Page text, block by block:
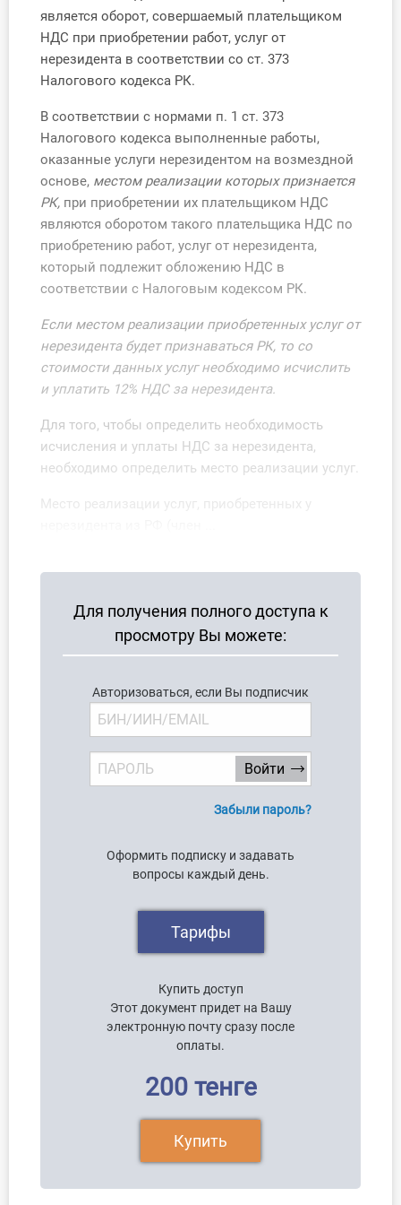
О Системе
Обучение
Тестирование для
бухгалтера
является оборот, совершаемый плательщиком
НДС при приобретении работ, услуг от
нерезидента в соответствии со ст. 373
Налогового кодекса РК.
В соответствии с нормами п. 1 ст. 373
Налогового кодекса выполненные работы,
оказанные услуги нерезидентом на возмездной
основе, местом реализации которых признается
РК, при приобретении их плательщиком НДС
являются оборотом такого плательщика НДС по
приобретению работ, услуг от нерезидента,
который подлежит обложению НДС в
соответствии с Налоговым кодексом РК.
Если местом реализации приобретенных услуг от
нерезидента будет признаваться РК, то со
стоимости данных услуг необходимо исчислить
и уплатить 12% НДС за нерезидента.
Для того, чтобы определить необходимость
исчисления и уплаты НДС за нерезидента,
необходимо определить место реализации услуг.
Место реализации услуг, приобретенных у
Для получения полного доступа к
просмотру Вы можете:
Авторизоваться, если Вы подписчик
Забыли пароль?
Оформить подписку и задавать
вопросы каждый день.
Тарифы
Купить доступ
Этот документ придет на Вашу
электронную почту сразу после
оплаты.
200 тенге
Купить